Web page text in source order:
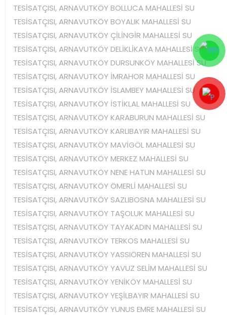
TESİSATÇISI, ARNAVUTKÖY BOLLUCA MAHALLESİ SU
TESİSATÇISI, ARNAVUTKÖY BOYALIK MAHALLESİ SU
TESİSATÇISI, ARNAVUTKÖY ÇİLİNGİR MAHALLESİ SU
TESİSATÇISI, ARNAVUTKÖY DELİKLİKAYA MAHALLESİ SU
TESİSATÇISI, ARNAVUTKÖY DURSUNKÖY MAHALLESİ SU
TESİSATÇISI, ARNAVUTKÖY İMRAHOR MAHALLESİ SU
TESİSATÇISI, ARNAVUTKÖY İSLAMBEY MAHALLESİ SU
TESİSATÇISI, ARNAVUTKÖY İSTİKLAL MAHALLESİ SU
TESİSATÇISI, ARNAVUTKÖY KARABURUN MAHALLESİ SU
TESİSATÇISI, ARNAVUTKÖY KARLIBAYIR MAHALLESİ SU
TESİSATÇISI, ARNAVUTKÖY MAVİGÖL MAHALLESİ SU
TESİSATÇISI, ARNAVUTKÖY MERKEZ MAHALLESİ SU
TESİSATÇISI, ARNAVUTKÖY NENE HATUN MAHALLESİ SU
TESİSATÇISI, ARNAVUTKÖY ÖMERLİ MAHALLESİ SU
TESİSATÇISI, ARNAVUTKÖY SAZLIBOSNA MAHALLESİ SU
TESİSATÇISI, ARNAVUTKÖY TAŞOLUK MAHALLESİ SU
TESİSATÇISI, ARNAVUTKÖY TAYAKADIN MAHALLESİ SU
TESİSATÇISI, ARNAVUTKÖY TERKOS MAHALLESİ SU
TESİSATÇISI, ARNAVUTKÖY YASSIÖREN MAHALLESİ SU
TESİSATÇISI, ARNAVUTKÖY YAVUZ SELİM MAHALLESİ SU
TESİSATÇISI, ARNAVUTKÖY YENİKÖY MAHALLESİ SU
TESİSATÇISI, ARNAVUTKÖY YEŞİLBAYIR MAHALLESİ SU
TESİSATÇISI, ARNAVUTKÖY YUNUS EMRE MAHALLESİ SU